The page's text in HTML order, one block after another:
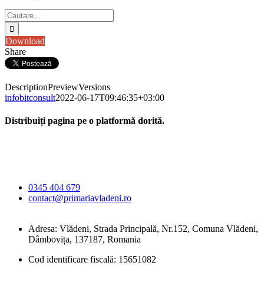
Cautare...
Download
Share
DescriptionPreviewVersions
infobitconsult2022-06-17T09:46:35+03:00
Distribuiți pagina pe o platformă dorită.
0345 404 679
contact@primariavladeni.ro
Adresa: Vlădeni, Strada Principală, Nr.152, Comuna Vlădeni,
Dâmbovița, 137187, Romania
Cod identificare fiscală: 15651082